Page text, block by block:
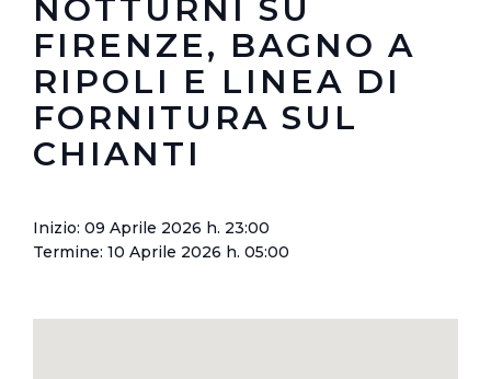
NOTTURNI SU
FIRENZE, BAGNO A
RIPOLI E LINEA DI
FORNITURA SUL
CHIANTI
Inizio: 09 Aprile 2026 h. 23:00
Termine: 10 Aprile 2026 h. 05:00